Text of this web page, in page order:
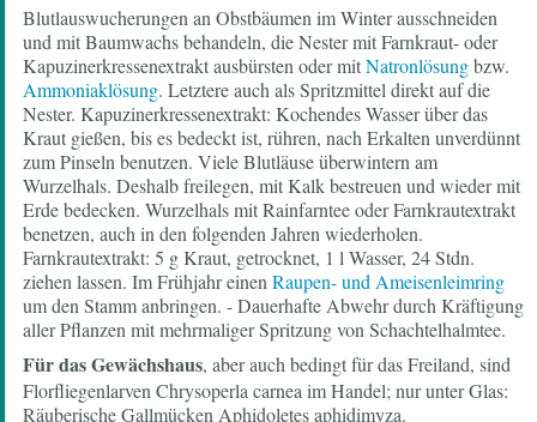
Blutlauswucherungen an Obstbäumen im Winter ausschneiden
und mit Baumwachs behandeln, die Nester mit Farnkraut- oder
Kapuzinerkressenextrakt ausbürsten oder mitNatronlösungbzw.
Ammoniaklösung. Letztere auch als Spritzmittel direkt auf die
Nester. Kapuzinerkressenextrakt: Kochendes Wasser über das
Kraut gießen, bis es bedeckt ist, rühren, nach Erkalten unverdünnt
zum Pinseln benutzen. Viele Blutläuse überwintern am
Wurzelhals. Deshalb freilegen, mit Kalk bestreuen und wieder mit
Erde bedecken. Wurzelhals mit Rainfarntee oder Farnkrautextrakt
benetzen, auch in den folgenden Jahren wiederholen.
Farnkrautextrakt: 5 g Kraut, getrocknet, 1 l Wasser, 24 Stdn.
ziehen lassen. Im Frühjahr einen Raupen- und Ameisenleimring
um den Stamm anbringen. - Dauerhafte Abwehr durch Kräftigung
aller Pflanzen mit mehrmaliger Spritzung von Schachtelhalmtee.
Für das Gewächshaus, aber auch bedingt für das Freiland, sind
Florfliegenlarven Chrysoperla carnea im Handel; nur unter Glas:
Räuberische Gallmücken Aphidoletes aphidimyza.